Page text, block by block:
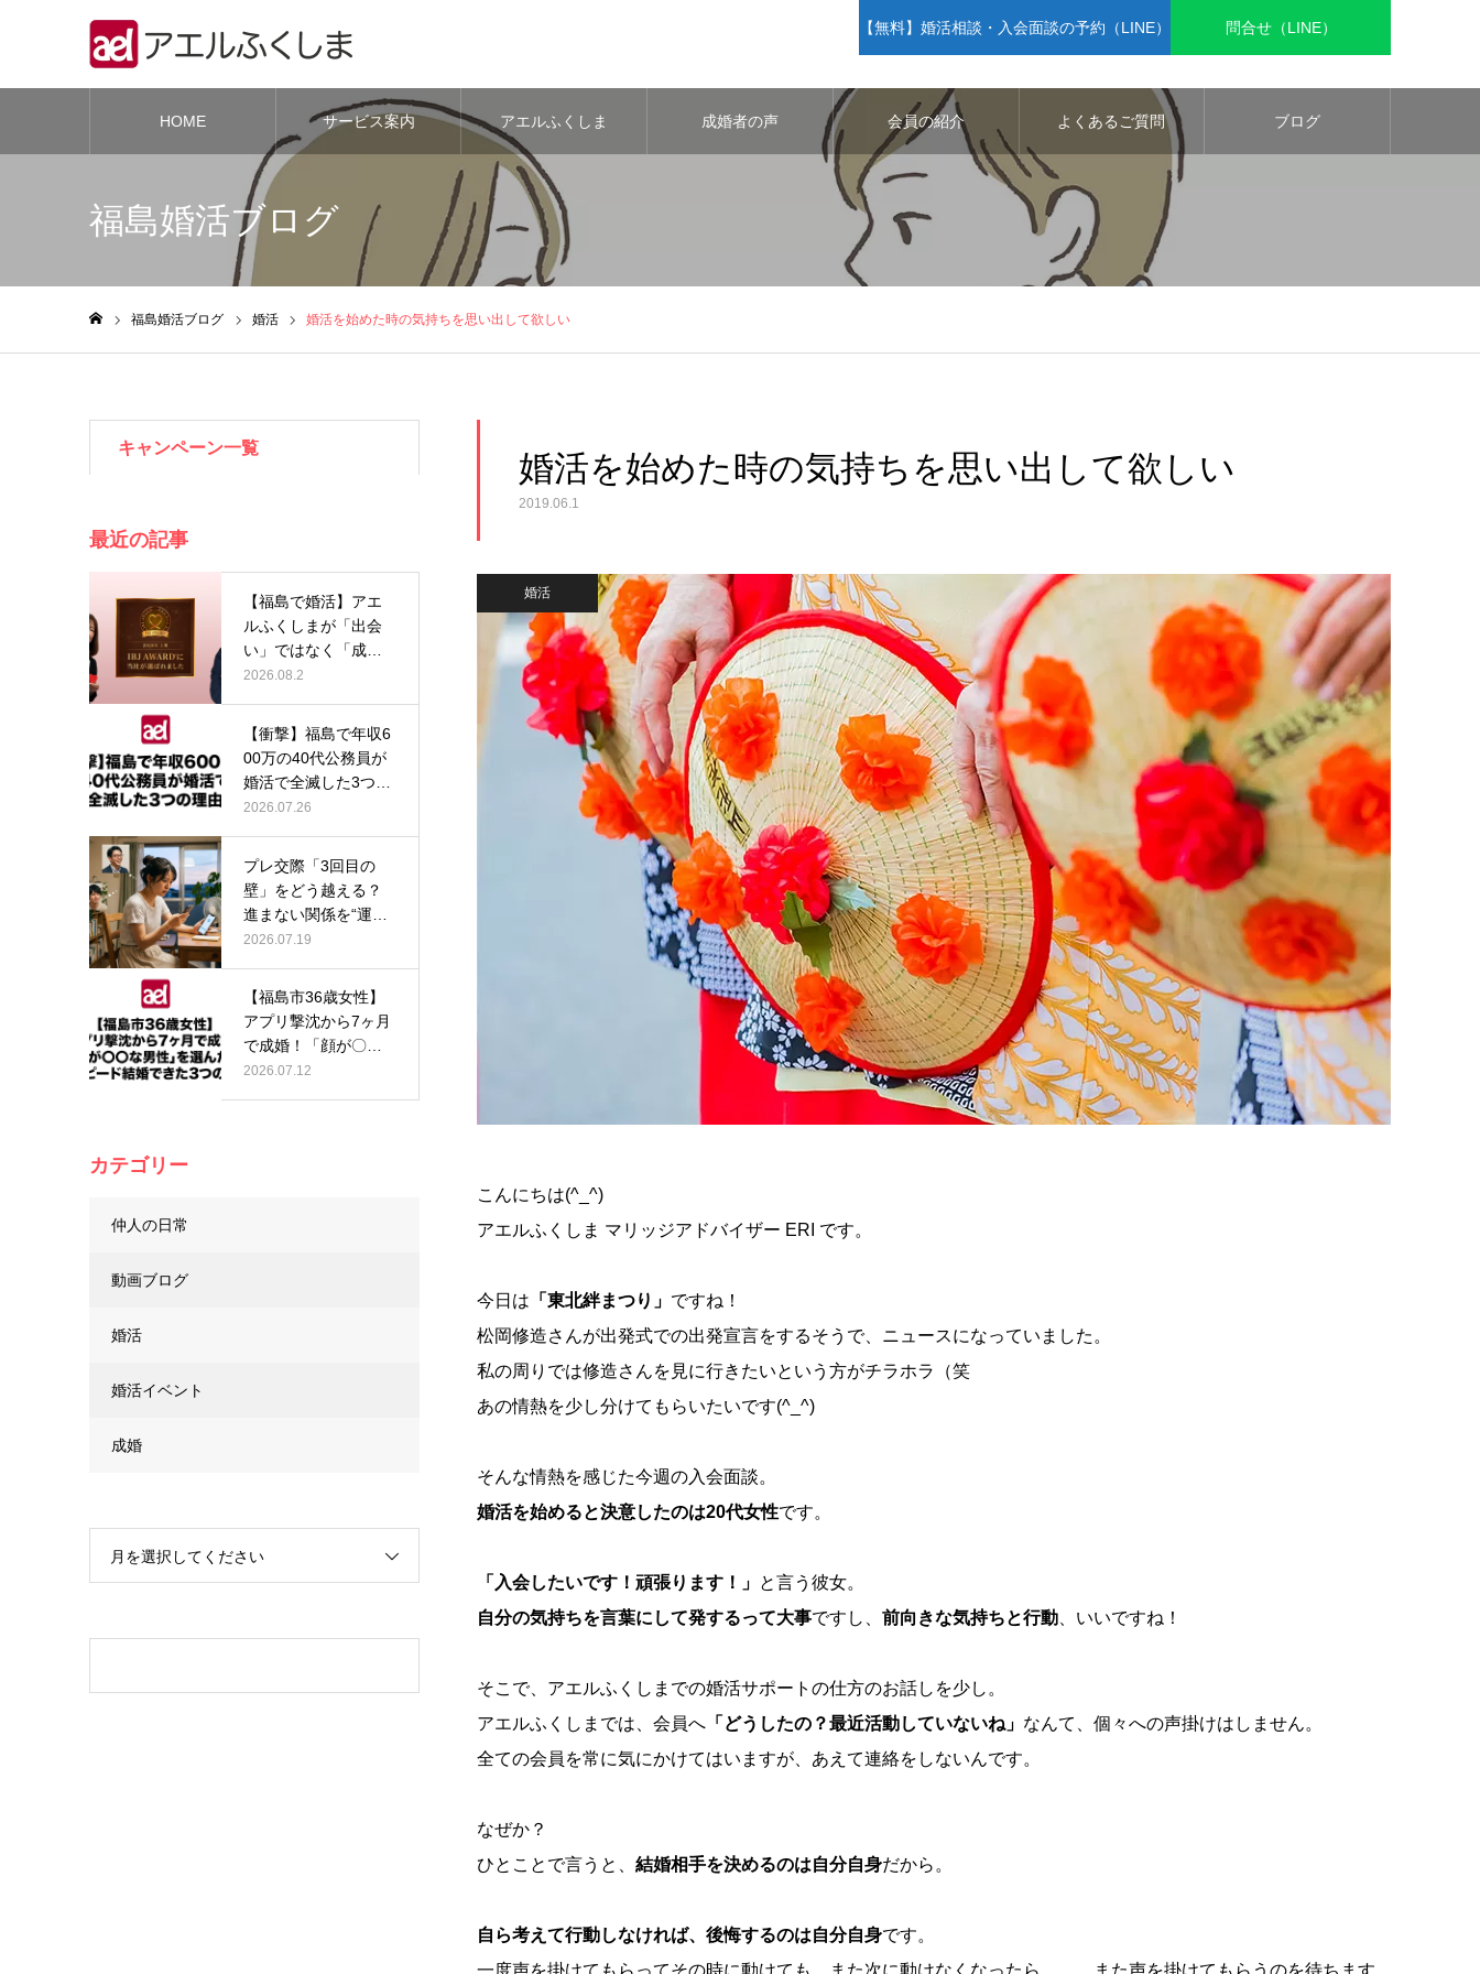
【無料】婚活相談・入会面談の予約（LINE） 問合せ（LINE）
HOME サービス案内 アエルふくしま 成婚者の声 会員の紹介 よくあるご質問 ブログ
福島婚活ブログ
福島婚活ブログ 婚活 婚活を始めた時の気持ちを思い出して欲しい
婚活を始めた時の気持ちを思い出して欲しい
2019.06.1
婚活
こんにちは(^_^)
アエルふくしま マリッジアドバイザー ERI です。
今日は 「東北絆まつり」 ですね！
松岡修造さんが出発式での出発宣言をするそうで、ニュースになっていました。
私の周りでは修造さんを見に行きたいという方がチラホラ（笑
あの情熱を少し分けてもらいたいです(^_^)
そんな情熱を感じた今週の入会面談。
婚活を始めると決意したのは20代女性です。
「入会したいです！頑張ります！」 と言う彼女。
自分の気持ちを言葉にして発するって大事ですし、 前向きな気持ちと行動 、いいですね！
そこで、アエルふくしまでの婚活サポートの仕方のお話しを少し。
アエルふくしまでは、会員へ 「どうしたの？最近活動していないね」 なんて、個々への声掛けはしません。
全ての会員を常に気にかけてはいますが、あえて連絡をしないんです。
なぜか？
ひとことで言うと、 結婚相手を決めるのは自分自身だから。
自ら考えて行動しなければ、後悔するのは自分自身です。
一度声を掛けてもらってその時に動けても、また次に動けなくなったら。。。また声を掛けてもらうのを待ちます
キャンペーン一覧
最近の記事
【福島で婚活】アエ
ルふくしまが「出会
い」ではなく「成
婚」にこだわり…
2026.08.2
【衝撃】福島で年収6
00万の40代公務員が
婚活で全滅した3つの
理由…
2026.07.26
プレ交際「3回目の
壁」をどう越える？
進まない関係を“運
命”に変える…
2026.07.19
【福島市36歳女性】
アプリ撃沈から7ヶ月
で成婚！「顔が〇〇
な男性」…
2026.07.12
カテゴリー
仲人の日常
動画ブログ
婚活
婚活イベント
成婚
月を選択してください